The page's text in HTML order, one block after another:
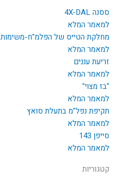
ססנה 4X-DAL
למאמר המלא
מחלקת הטייס של הפלמ"ח-משימות:
למאמר המלא
זריעת עננים
למאמר המלא
"בז מצוי"
למאמר המלא
תקיפת נפל"מ בתעלת סואץ
למאמר המלא
סייפן 143
למאמר המלא
קטגוריות